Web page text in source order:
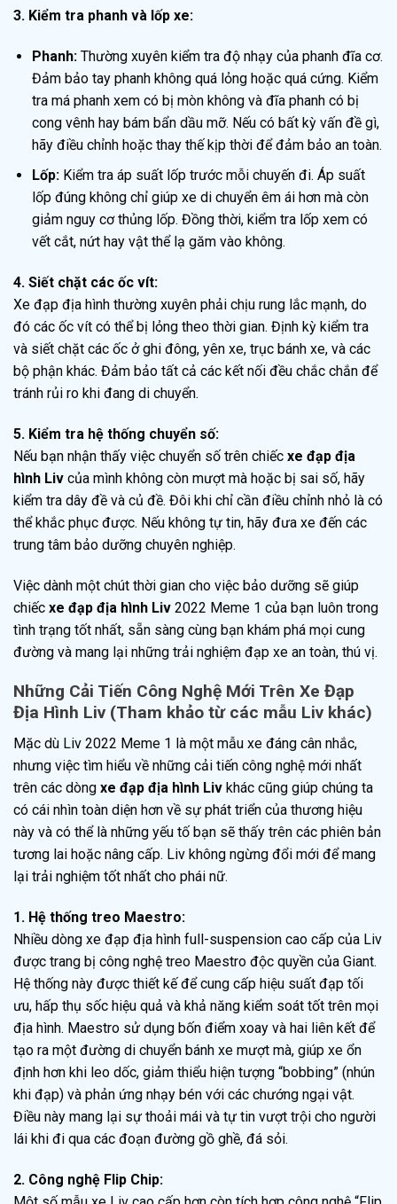
3. Kiểm tra phanh và lốp xe:
Phanh:Thường xuyên kiểm tra độ nhạy của phanh đĩa cơ.
Đảm bảo tay phanh không quá lỏng hoặc quá cứng. Kiểm
tra má phanh xem có bị mòn không và đĩa phanh có bị
cong vênh hay bám bẩn dầu mỡ. Nếu có bất kỳ vấn đề gì,
hãy điều chỉnh hoặc thay thế kịp thời để đảm bảo an toàn.
Lốp:Kiểm tra áp suất lốp trước mỗi chuyến đi. Áp suất
lốp đúng không chỉ giúp xe di chuyển êm ái hơn mà còn
giảm nguy cơ thủng lốp. Đồng thời, kiểm tra lốp xem có
vết cắt, nứt hay vật thể lạ găm vào không.
4. Siết chặt các ốc vít:
Xe đạp địa hình thường xuyên phải chịu rung lắc mạnh, do
đó các ốc vít có thể bị lỏng theo thời gian. Định kỳ kiểm tra
và siết chặt các ốc ở ghi đông, yên xe, trục bánh xe, và các
bộ phận khác. Đảm bảo tất cả các kết nối đều chắc chắn để
tránh rủi ro khi đang di chuyển.
5. Kiểm tra hệ thống chuyển số:
Nếu bạn nhận thấy việc chuyển số trên chiếc xe đạp địa
hình Liv của mình không còn mượt mà hoặc bị sai số, hãy
kiểm tra dây đề và củ đề. Đôi khi chỉ cần điều chỉnh nhỏ là có
thể khắc phục được. Nếu không tự tin, hãy đưa xe đến các
trung tâm bảo dưỡng chuyên nghiệp.
Việc dành một chút thời gian cho việc bảo dưỡng sẽ giúp
chiếc xe đạp địa hình Liv 2022 Meme 1 của bạn luôn trong
tình trạng tốt nhất, sẵn sàng cùng bạn khám phá mọi cung
đường và mang lại những trải nghiệm đạp xe an toàn, thú vị.
Những Cải Tiến Công Nghệ Mới Trên Xe Đạp
Địa Hình Liv (Tham khảo từ các mẫu Liv khác)
Mặc dù Liv 2022 Meme 1 là một mẫu xe đáng cân nhắc,
nhưng việc tìm hiểu về những cải tiến công nghệ mới nhất
trên các dòng xe đạp địa hình Liv khác cũng giúp chúng ta
có cái nhìn toàn diện hơn về sự phát triển của thương hiệu
này và có thể là những yếu tố bạn sẽ thấy trên các phiên bản
tương lai hoặc nâng cấp. Liv không ngừng đổi mới để mang
lại trải nghiệm tốt nhất cho phái nữ.
1. Hệ thống treo Maestro:
Nhiều dòng xe đạp địa hình full-suspension cao cấp của Liv
được trang bị công nghệ treo Maestro độc quyền của Giant.
Hệ thống này được thiết kế để cung cấp hiệu suất đạp tối
ưu, hấp thụ sốc hiệu quả và khả năng kiểm soát tốt trên mọi
địa hình. Maestro sử dụng bốn điểm xoay và hai liên kết để
tạo ra một đường di chuyển bánh xe mượt mà, giúp xe ổn
định hơn khi leo dốc, giảm thiểu hiện tượng “bobbing” (nhún
khi đạp) và phản ứng nhạy bén với các chướng ngại vật.
Điều này mang lại sự thoải mái và tự tin vượt trội cho người
lái khi đi qua các đoạn đường gồ ghề, đá sỏi.
2. Công nghệ Flip Chip: